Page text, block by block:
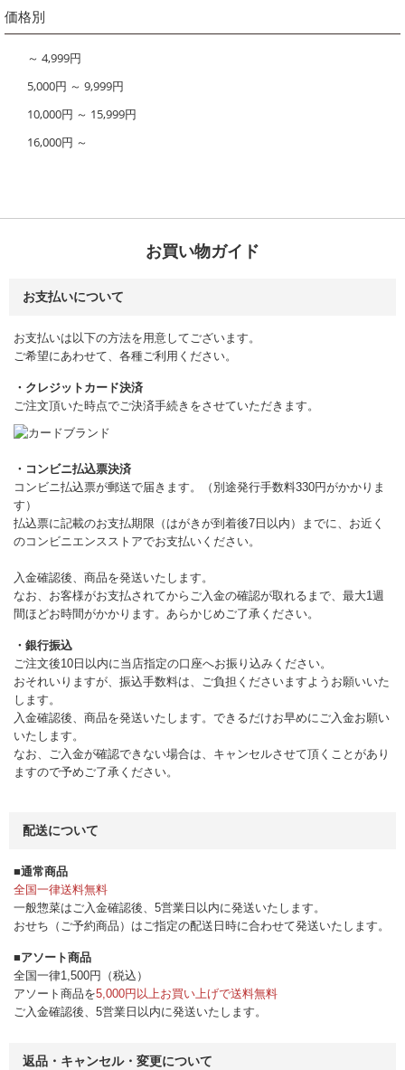
価格別
～ 4,999円
5,000円 ～ 9,999円
10,000円 ～ 15,999円
16,000円 ～
お買い物ガイド
お支払いについて
お支払いは以下の方法を用意してございます。
ご希望にあわせて、各種ご利用ください。
・クレジットカード決済
ご注文頂いた時点でご決済手続きをさせていただきます。
・コンビニ払込票決済
コンビニ払込票が郵送で届きます。（別途発行手数料330円がかかりま
す）
払込票に記載のお支払期限（はがきが到着後7日以内）までに、お近く
のコンビニエンスストアでお支払いください。
入金確認後、商品を発送いたします。
なお、お客様がお支払されてからご入金の確認が取れるまで、最大1週
間ほどお時間がかかります。あらかじめご了承ください。
・銀行振込
ご注文後10日以内に当店指定の口座へお振り込みください。
おそれいりますが、振込手数料は、ご負担くださいますようお願いいた
します。
入金確認後、商品を発送いたします。できるだけお早めにご入金お願い
いたします。
なお、ご入金が確認できない場合は、キャンセルさせて頂くことがあり
ますので予めご了承ください。
配送について
■通常商品
全国一律送料無料
一般惣菜はご入金確認後、5営業日以内に発送いたします。
おせち（ご予約商品）はご指定の配送日時に合わせて発送いたします。
■アソート商品
全国一律1,500円（税込）
アソート商品を5,000円以上お買い上げで送料無料
ご入金確認後、5営業日以内に発送いたします。
返品・キャンセル・変更について